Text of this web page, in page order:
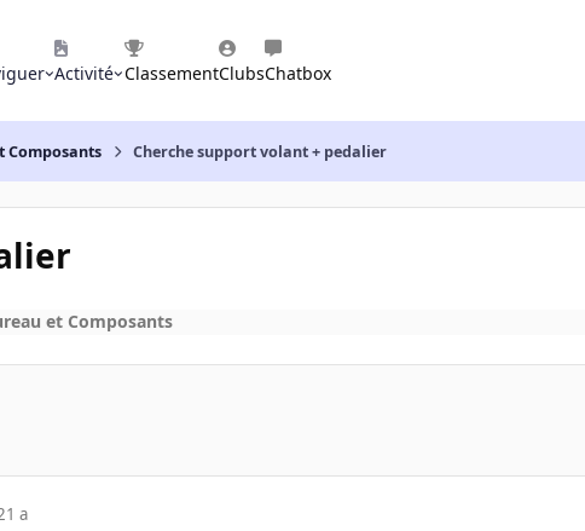
Activité ClassementClubsChatbox
Composants Cherche support volant + pedalier
et Composants
a